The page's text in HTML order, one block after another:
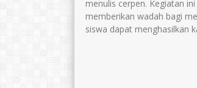
menulis cerpen. Kegiatan
memberikan wadah bagi
siswa dapat menghasilkan